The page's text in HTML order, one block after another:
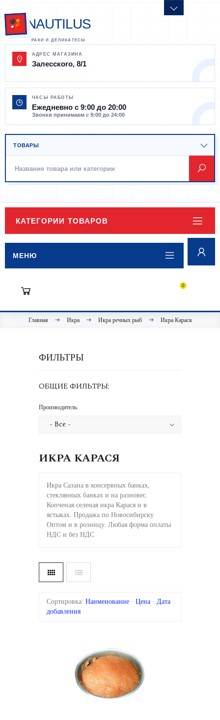
NAUTILUS
АДРЕС МАГАЗИНА
Залесского, 8/1
ЧАСЫ РАБОТЫ
Ежедневно с 9:00 до 20:00
Звонки принимаем с 9:00 до 24:00
КАТЕГОРИИ ТОВАРОВ
МЕНЮ
0
Главная Икра Икра речных рыб Икра Карася
ФИЛЬТРЫ
ОБЩИЕ ФИЛЬТРЫ:
Производитель:
ИКРА КАРАСЯ
Икра Сазана в консервных банках,
стеклянных банках и на разновес.
Копченая селеная икра Карася и в
ястыках. Продажа по Новосибирску
Оптом и в розницу. Любая форма оплаты
НДС и без НДС
Сортировка: Наименование · Цена · Дата
добавления